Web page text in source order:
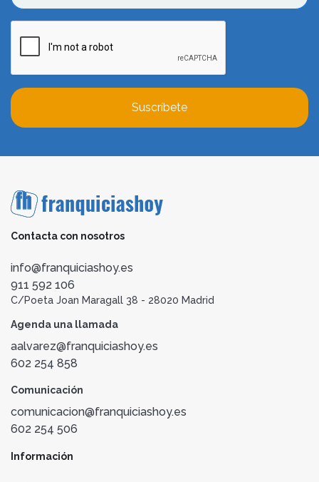
Suscríbete
Contacta con nosotros
info@franquiciashoy.es
911 592 106
C/Poeta Joan Maragall 38 - 28020 Madrid
Agenda una llamada
aalvarez@franquiciashoy.es
602 254 858
Comunicación
comunicacion@franquiciashoy.es
602 254 506
Información